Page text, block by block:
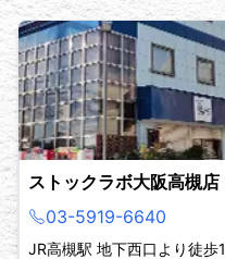
ストックラボ大阪高槻店
03-5919-6640
JR高槻駅 地下西口より徒歩1